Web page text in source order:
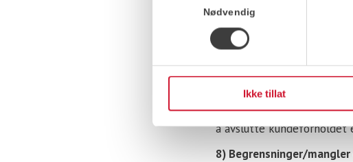
Nødvendig
Ikke tillat
faktura. Det sendes
purring går det
oppgjør går videre til
*For DRIV energi
7) Mislighold
Ved gjentatt eller grovt
å avslutte kundeforholdet
8) Begrensninger/